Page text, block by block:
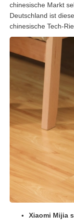
chinesische Markt
Deutschland ist
chinesische Tech-
Xiaomi Mijia